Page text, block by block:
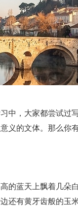
中，大家都尝试过
义的文体。那么你
的蓝天上飘着几朵
还有黄牙齿般的玉